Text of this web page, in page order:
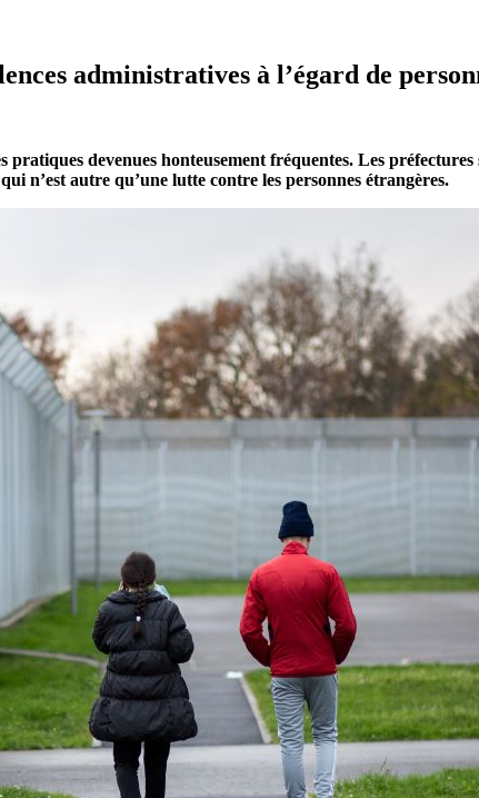
administratives à l’égard de
devenues honteusement fréquentes. Les
n’est autre qu’une lutte contre les personnes étrangères.